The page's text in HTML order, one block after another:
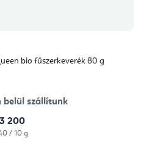
bio fűszerkeverék 80 g
belül szállítunk
200
/ 10 g